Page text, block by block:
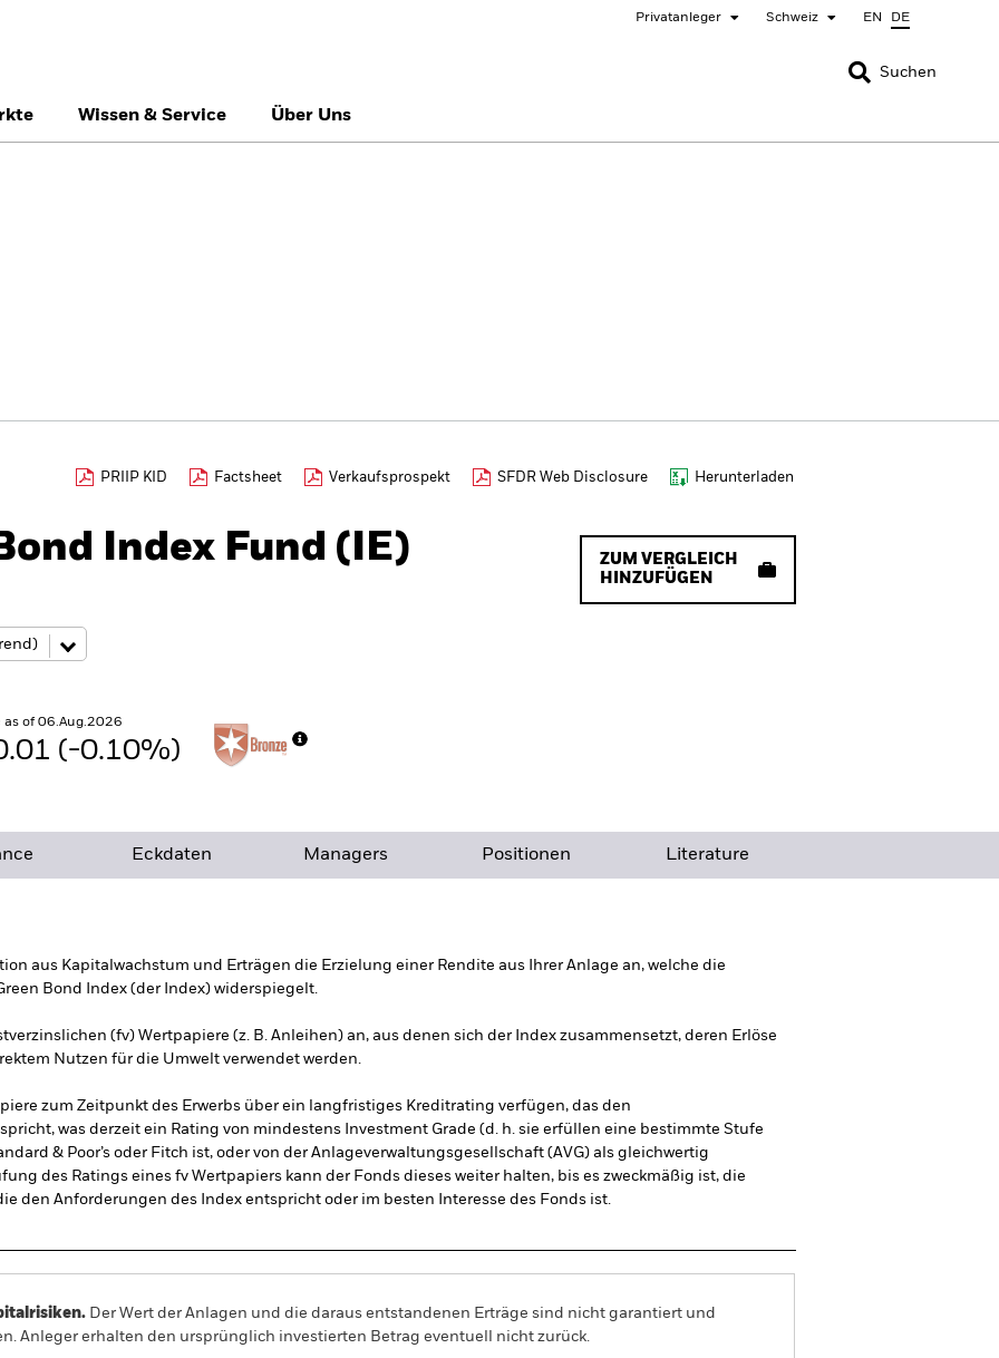
Privatanleger Schweiz EN DE
SCHLIESSEN
SCHLIESSEN
Õsterreich Location not listed
Suchen
Wissen & Service Über Uns
PRIIP KID Factsheet Verkaufsprospekt SFDR Web Disclosure Herunterladen
Index Fund (IE)
ZUM VERGLEICH
HINZUFÜGEN
as of 06.Aug.2026
(-0.10%)
Eckdaten Managers Positionen Literature
aus Kapitalwachstum und Erträgen die Erzielung einer Rendite aus Ihrer Anlage an, welche die
Bond Index (der Index) widerspiegelt.
(fv) Wertpapiere (z. B. Anleihen) an, aus denen sich der Index zusammensetzt, deren Erlöse
Nutzen für die Umwelt verwendet werden.
zum Zeitpunkt des Erwerbs über ein langfristiges Kreditrating verfügen, das den
was derzeit ein Rating von mindestens Investment Grade (d. h. sie erfüllen eine bestimmte Stufe
& Poor’s oder Fitch ist, oder von der Anlageverwaltungsgesellschaft (AVG) als gleichwertig
des Ratings eines fv Wertpapiers kann der Fonds dieses weiter halten, bis es zweckmäßig ist, die
den Anforderungen des Index entspricht oder im besten Interesse des Fonds ist.
Der Wert der Anlagen und die daraus entstandenen Erträge sind nicht garantiert und
Anleger erhalten den ursprünglich investierten Betrag eventuell nicht zurück.